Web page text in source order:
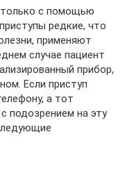
с помощью
редкие, что
применяют
случае пациент
прибор,
Если приступ
а тот
подозрением на эту